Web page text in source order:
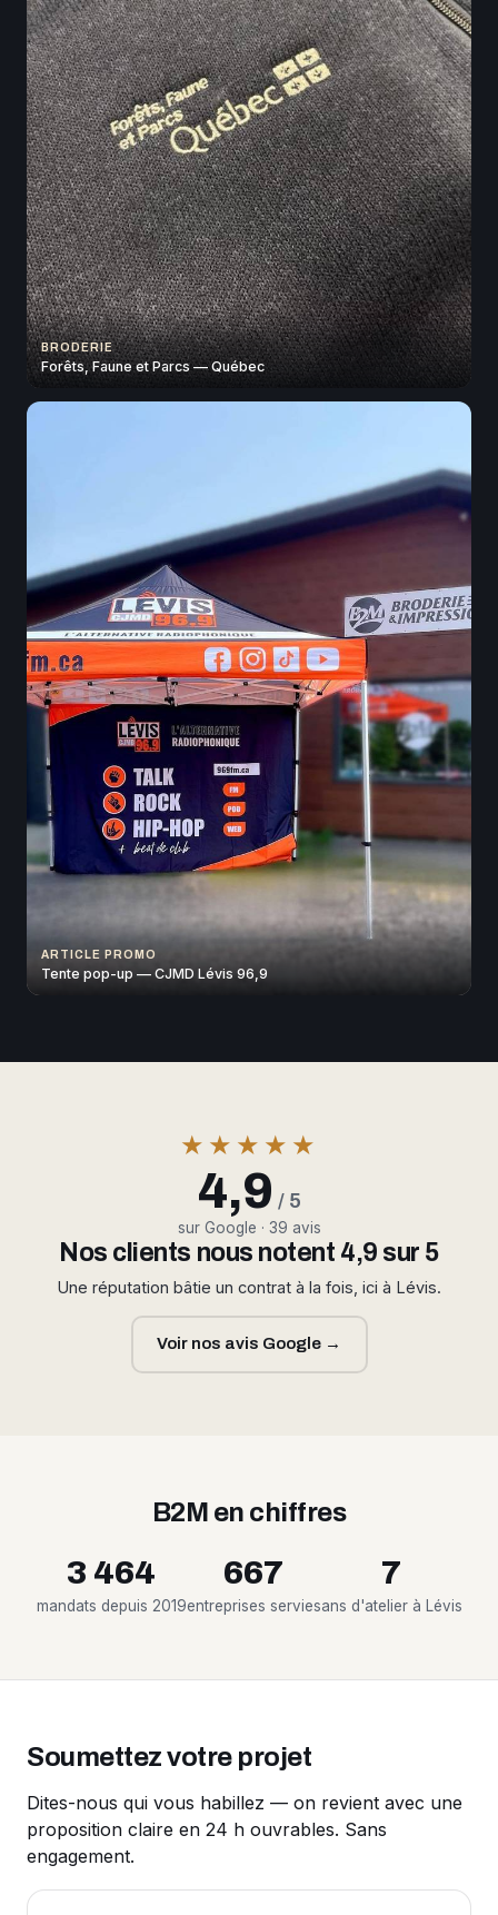
BRODERIE
Forêts, Faune et Parcs — Québec
ARTICLE PROMO
Tente pop-up — CJMD Lévis 96,9
★★★★★
4,9 / 5
sur Google · 39 avis
Nos clients nous notent 4,9 sur 5
Une réputation bâtie un contrat à la fois, ici à Lévis.
Voir nos avis Google →
B2M en chiffres
3 464
mandats depuis 2019
667
entreprises servies
7
ans d'atelier à Lévis
Soumettez votre projet
Dites-nous qui vous habillez — on revient avec une
proposition claire en 24 h ouvrables. Sans
engagement.